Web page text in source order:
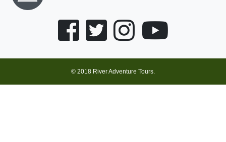
© 2018 River Adventure Tours.